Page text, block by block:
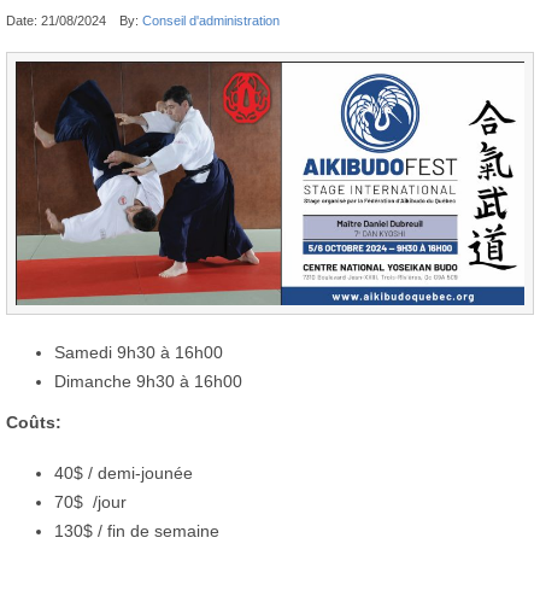
Date: 21/08/2024 By: Conseil d'administration
Samedi 9h30 à 16h00
Dimanche 9h30 à 16h00
Coûts:
40$ / demi-jounée
70$ /jour
130$ / fin de semaine